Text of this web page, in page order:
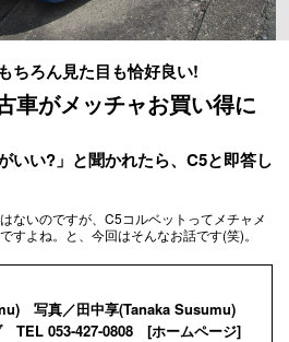
ちろん見た目も恰好良い!
車がメッチャお買い得に
いい?」と聞かれたら、C5と即答し
ないのですが、C5コルベットってメチャメ
すよね。と、今回はそんなお話です(笑)。
写真／田中享(Tanaka Susumu)
TEL 053-427-0808 [ホームページ]